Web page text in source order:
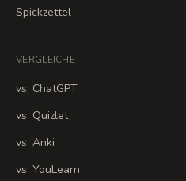
Spickzettel
VERGLEICHE
vs. ChatGPT
vs. Quizlet
vs. Anki
vs. YouLearn